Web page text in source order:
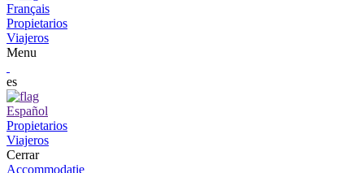
Français
Propietarios
Viajeros
Menu
es
Español
Propietarios
Viajeros
Cerrar
Accommodatie